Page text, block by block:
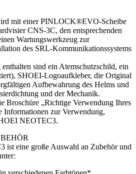
mit einer PINLOCK®EVO-Scheibe
CNS-3C, den entsprechenden
Wartungswerkzeug zur
des SRL-Kommunikationssystems
sind ein Atemschutzschild, ein
SHOEI-Logoaufkleber, die Original
Aufbewahrung des Helms und
und der Mechanik.
Broschüre „Richtige Verwendung Ihres
Informationen zur Verwendung,
NEOTEC3.
ist eine große Auswahl an Zubehör und